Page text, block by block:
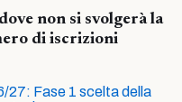
non si svolgerà la
di iscrizioni